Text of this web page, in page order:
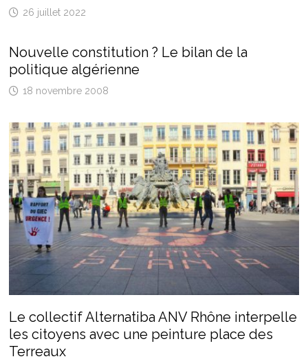
26 juillet 2022
Nouvelle constitution ? Le bilan de la
politique algérienne
18 novembre 2008
Le collectif Alternatiba ANV Rhône interpelle
les citoyens avec une peinture place des
Terreaux